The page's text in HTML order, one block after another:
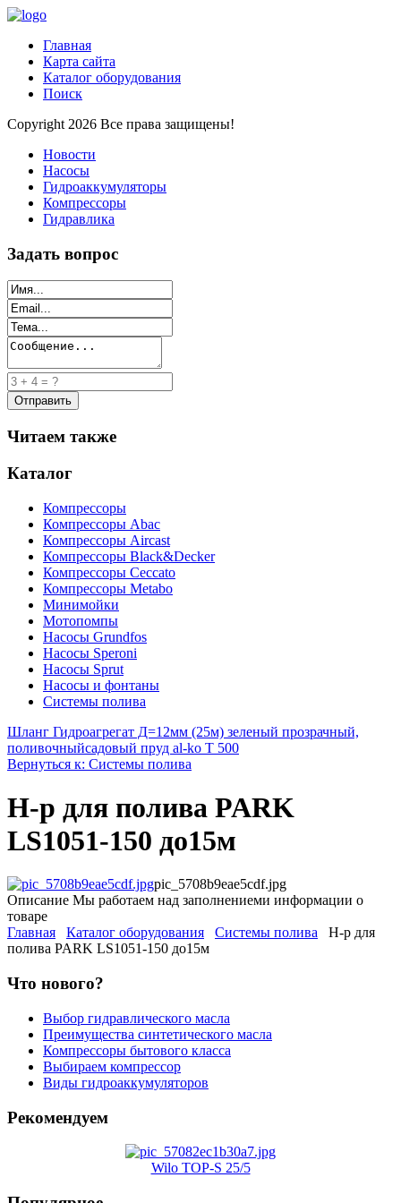
Главная
Карта сайта
Каталог оборудования
Поиск
Copyright 2026 Все права защищены!
Новости
Насосы
Гидроаккумуляторы
Компрессоры
Гидравлика
Задать вопрос
Читаем также
Каталог
Компрессоры
Компрессоры Abac
Компрессоры Aircast
Компрессоры Black&Decker
Компрессоры Ceccato
Компрессоры Metabo
Минимойки
Мотопомпы
Насосы Grundfos
Насосы Speroni
Насосы Sprut
Насосы и фонтаны
Системы полива
Шланг Гидроагрегат Д=12мм (25м) зеленый прозрачный,
поливочныйсадовый пруд al-ko T 500
Вернуться к: Системы полива
Н-р для полива PARK
LS1051-150 до15м
pic_5708b9eae5cdf.jpg
Описание Мы работаем над заполнениеми информации о
товаре
Главная
Каталог оборудования Системы полива
Н-р для
полива PARK LS1051-150 до15м
Что нового?
Выбор гидравлического масла
Преимущества синтетического масла
Компрессоры бытового класса
Выбираем компрессор
Виды гидроаккумуляторов
Рекомендуем
Wilo TOP-S 25/5